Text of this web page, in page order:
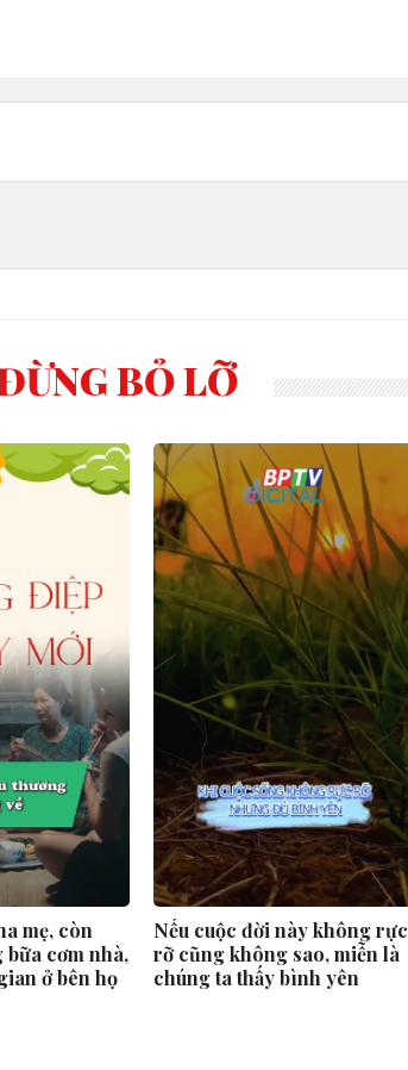
BỎ LỠ
mẹ, còn
cơm nhà,
ở bên họ
Nếu cuộc đời này không rực
rỡ cũng không sao, miễn là
chúng ta thấy bình yên